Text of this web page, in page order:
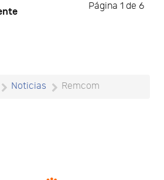
Página 1 de 6
Noticias Remcom